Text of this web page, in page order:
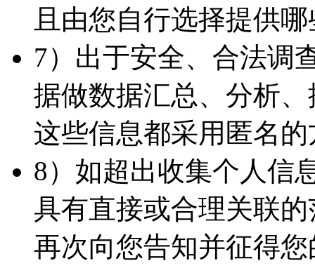
且由您自行选择提供
7）出于安全、合法调
据做数据汇总、分析
这些信息都采用匿名
8）如超出收集个人信
具有直接或合理关联
再次向您告知并征得